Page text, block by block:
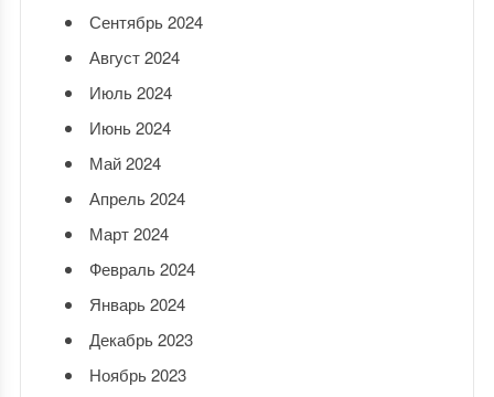
Сентябрь 2024
Август 2024
Июль 2024
Июнь 2024
Май 2024
Апрель 2024
Март 2024
Февраль 2024
Январь 2024
Декабрь 2023
Ноябрь 2023